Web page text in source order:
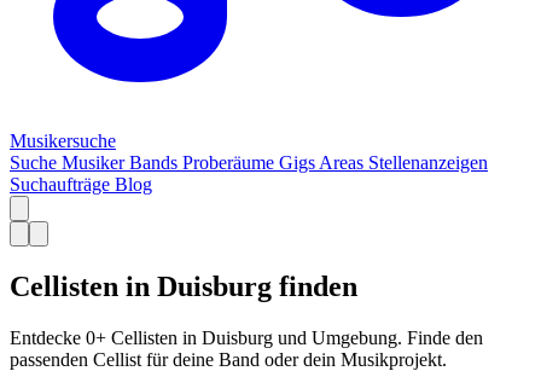
Musikersuche
Suche MusikerBands Proberäume Gigs Areas Stellenanzeigen
Suchaufträge Blog
Cellisten in Duisburg finden
Entdecke 0+ Cellisten in Duisburg und Umgebung. Finde den
passenden Cellist für deine Band oder dein Musikprojekt.